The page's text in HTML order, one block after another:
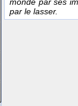
monde par ses
par le lasser.